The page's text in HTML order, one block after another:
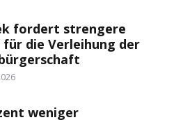
fordert strengere
für die Verleihung der
weniger